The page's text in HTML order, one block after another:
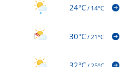
24°C/14°C
30°C/21°C
32°C